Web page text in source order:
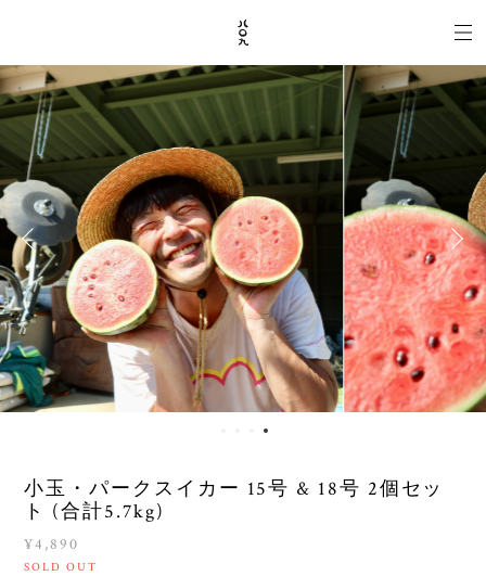
小玉・パークスイカー 15号 & 18号 2個セッ
ト (合計5.7kg)
¥4,890
SOLD OUT